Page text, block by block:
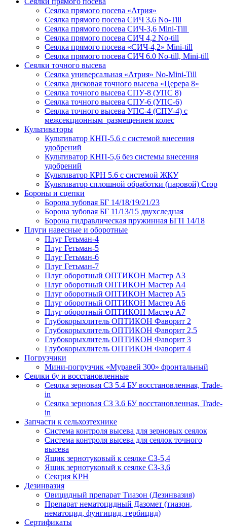
Сеялка прямого посева «Атрия»
Сеялка прямого посева СИЧ 3,6 No-Till
Сеялка прямого посева СИЧ-3,6 Mini-Till
Сеялка прямого посева СИЧ 4,2 No-till
Сеялка прямого посева «СИЧ-4,2» Mini-till
Сеялка прямого посева СИЧ 6.0 No-till, Mini-till
Сеялки точного высева
Сеялка универсальная «Атрия» No-Mini-Till
Сеялка дисковая точного высева «Церера 8»
Сеялка точного высева СПУ-8 (УПС 8)
Сеялка точного высева СПУ-6 (УПС-6)
Сеялка точного высева УПС-4 (СПУ-4) с
межсекционным размещением колес
Культиваторы
Культиватор КНП-5,6 с системой внесения
удобрений
Культиватор КНП-5,6 без системы внесения
удобрений
Культиватор КРН 5.6 с системой ЖКУ
Культиватор сплошной обработки (паровой) Crop
Бороны и сцепки
Борона зубовая БГ 14/18/19/21/23
Борона зубовая БГ 11/13/15 двухследная
Борона гидравлическая пружинная БГП 14/18
Плуги навесные и оборотные
Плуг Гетьман-4
Плуг Гетьман-5
Плуг Гетьман-6
Плуг Гетьман-7
Плуг оборотный ОПТИКОН Мастер А3
Плуг оборотный ОПТИКОН Мастер А4
Плуг оборотный ОПТИКОН Мастер А5
Плуг оборотный ОПТИКОН Мастер А6
Плуг оборотный ОПТИКОН Мастер А7
Глубокорыхлитель ОПТИКОН Фаворит 2
Глубокорыхлитель ОПТИКОН Фаворит 2,5
Глубокорыхлитель ОПТИКОН Фаворит 3
Глубокорыхлитель ОПТИКОН Фаворит 4
Погрузчики
Мини-погрузчик «Муравей 300» фронтальный
Сеялки бу и восстановленные
Сеялка зерновая СЗ 5.4 БУ восстановленная, Trade-
in
Сеялка зерновая СЗ 3.6 БУ восстановленная, Trade-
in
Запчасти к сельхозтехнике
Система контроля высева для зерновых сеялок
Система контроля высева для сеялок точного
высева
Ящик зернотуковый к сеялке СЗ-5,4
Ящик зернотуковый к сеялке СЗ-3,6
Секция КРН
Дезинвазия
Овицидный препарат Тиазон (Дезинвазия)
Препарат нематоцидный Дазомет (тиазон,
нематоцид, фунгицид, гербицид)
Сертификаты